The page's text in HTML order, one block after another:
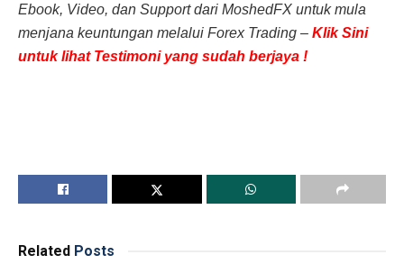
Ebook, Video, dan Support dari MoshedFX untuk mula
menjana keuntungan melalui Forex Trading – Klik Sini
untuk lihat Testimoni yang sudah berjaya !
Related Posts